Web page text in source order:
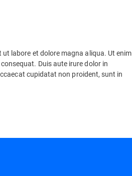
labore et dolore magna aliqua. Ut enim
Duis aute irure dolor in
cupidatat non proident, sunt in